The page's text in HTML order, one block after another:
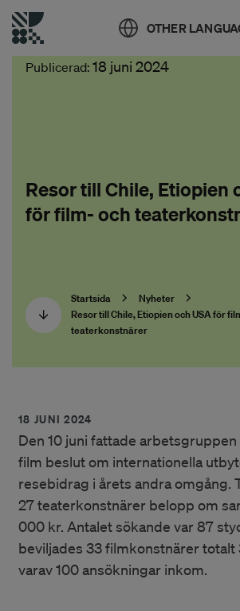
OTHER
Publicerad: 18 juni 2024
Resor till Chile, Etiopien
för film- och
Startsida
Nyheter
Resor till Chile, Etiopien och USA för
teaterkonstnärer
18 JUNI 2024
Den 10 juni fattade
film beslut om internationella
resebidrag i årets andra omgång.
27 teaterkonstnärer belopp om
000 kr. Antalet sökande var 87
beviljades 33 filmkonstnärer
varav 100 ansökningar inkom.